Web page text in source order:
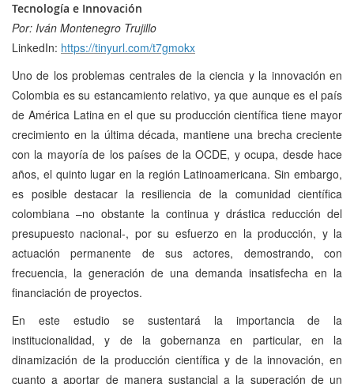
Tecnología e Innovación
Por: Iván Montenegro Trujillo
LinkedIn: https://tinyurl.com/t7gmokx
Uno de los problemas centrales de la ciencia y la innovación en
Colombia es su estancamiento relativo, ya que aunque es el país
de América Latina en el que su producción científica tiene mayor
crecimiento en la última década, mantiene una brecha creciente
con la mayoría de los países de la OCDE, y ocupa, desde hace
años, el quinto lugar en la región Latinoamericana. Sin embargo,
es posible destacar la resiliencia de la comunidad científica
colombiana –no obstante la continua y drástica reducción del
presupuesto nacional-, por su esfuerzo en la producción, y la
actuación permanente de sus actores, demostrando, con
frecuencia, la generación de una demanda insatisfecha en la
financiación de proyectos.
En este estudio se sustentará la importancia de la
institucionalidad, y de la gobernanza en particular, en la
dinamización de la producción científica y de la innovación, en
cuanto a aportar de manera sustancial a la superación de un